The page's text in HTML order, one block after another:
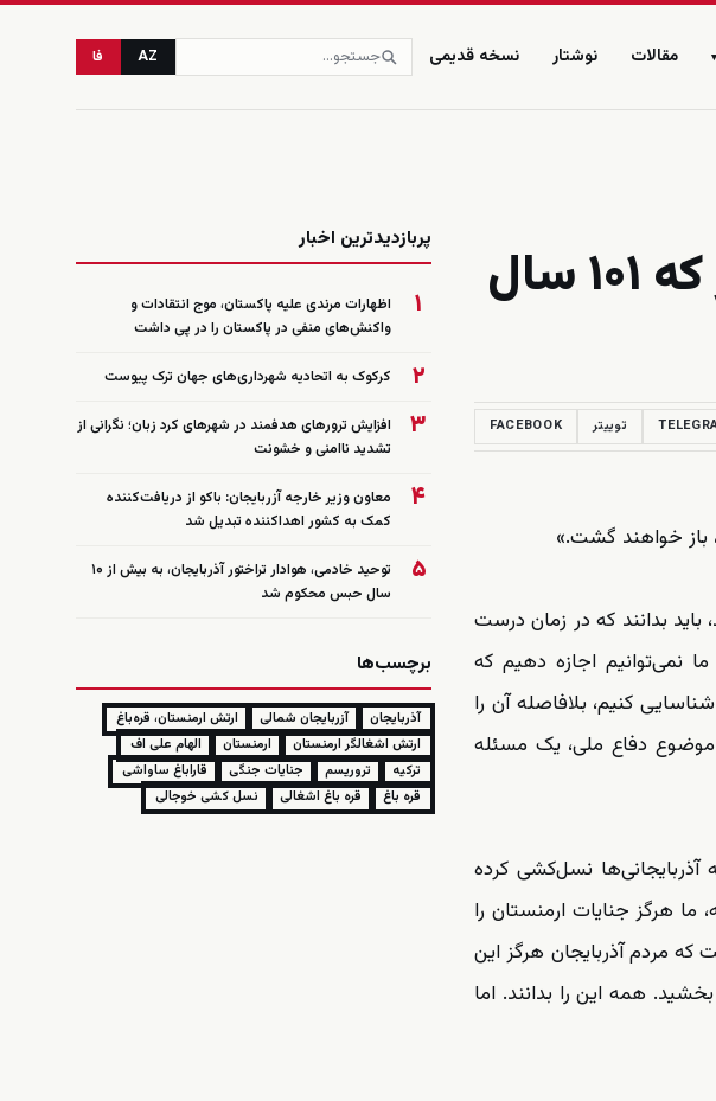
▾ مقالات نوشتار نسخه قدیمی AZ فا
الهام علی اف: "ملت آذربایجان به زنگه‌زور که ۱۰۱ سال
توییتر FACEBOOK
بدانند که در زمان درست
نمی‌توانیم اجازه دهیم که
کنیم، بلافاصله آن را
موضوع دفاع ملی، یک مسئله
نسل‌کشی کرده
ما هرگز جنایات ارمنستان را
مردم آذربایجان هرگز این
همه این را بدانند. اما
پربازدیدترین اخبار
۱
اظهارات مرندی علیه پاکستان، موج انتقادات و
واکنش‌های منفی در پاکستان را در پی داشت
۲ کرکوک به اتحادیه شهرداری‌های جهان ترک پیوست
۳
افزایش ترورهای هدفمند در شهرهای کرد زبان؛ نگرانی از
تشدید ناامنی و خشونت
۴
معاون وزیر خارجه آزربایجان: باکو از دریافت‌کننده
کمک به کشور اهداکننده تبدیل شد
۵
توحید خادمی، هوادار تراختور آذربایجان، به بیش از ۱۰
سال حبس محکوم شد
برچسب‌ها
آذربایجان آزربایجان شمالی
ارتش ارمنستان، قره‌باغ
ارتش اشغالگر ارمنستان
ارمنستان
الهام علی اف
ترکیه
تروریسم جنایات جنگی
قاراباغ ساواشی
قره باغ
قره باغ اشغالی نسل کشی خوجالی